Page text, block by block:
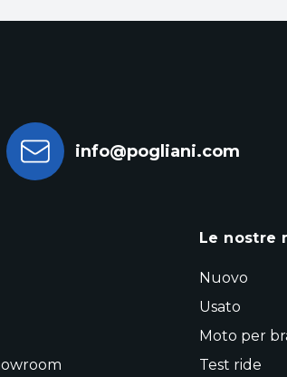
info@pogliani.com
Le nostre
Nuovo
Usato
Moto per
Test ride